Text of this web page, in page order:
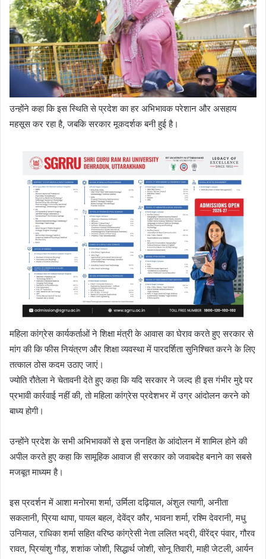
उन्होंने कहा कि इस स्थिति से प्रदेश का हर अभिभावक परेशान और असहाय
महसूस कर रहा है, जबकि सरकार मूकदर्शक बनी हुई है।
महिला कांग्रेस कार्यकर्ताओं ने शिक्षा मंत्री के आवास का घेराव करते हुए सरकार से
मांग की कि फीस नियंत्रण और शिक्षा व्यवस्था में पारदर्शिता सुनिश्चित करने के लिए
तत्काल ठोस कदम उठाए जाएं।
ज्योति रौतेला ने चेतावनी देते हुए कहा कि यदि सरकार ने जल्द ही इस गंभीर मुद्दे पर
प्रभावी कार्रवाई नहीं की, तो महिला कांग्रेस प्रदेशभर में उग्र आंदोलन करने को
बाध्य होगी।
उन्होंने प्रदेश के सभी अभिभावकों से इस जनहित के आंदोलन में शामिल होने की
अपील करते हुए कहा कि सामूहिक आवाज ही सरकार को जवाबदेह बनाने का सबसे
मजबूत माध्यम है।
इस प्रदर्शन में आशा मनोरमा शर्मा, उर्मिला दढ़ियाल, अंशुल त्यागी, अनीता
सकलानी, प्रिया थापा, पायल बहल, देवेंद्र कौर, भावना शर्मा, रश्मि देवरानी, मधु
उनियाल, राधिका शर्मा सहित वरिष्ठ कांग्रेसी नेता ललित भद्री, वीरेंद्र पंवार, गौरव
रावत, प्रियांशु गौड़, शशांक जोशी, सिद्धार्थ जोशी, सोनू तिवारी, माही जेटली, आर्यन